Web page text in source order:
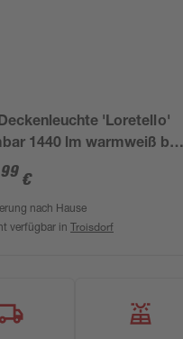
'Loretello'
1440 lm warmweiß bis
35 x 7,5 cm
99 €
nach Hause
verfügbar in Troisdorf